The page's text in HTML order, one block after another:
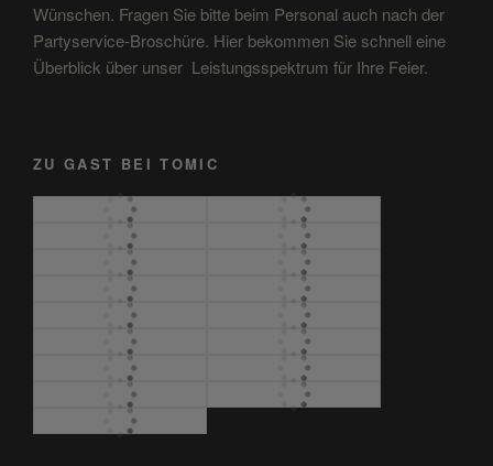
Wünschen. Fragen Sie bitte beim Personal auch nach der
Partyservice-Broschüre. Hier bekommen Sie schnell eine
Überblick über unser Leistungsspektrum für Ihre Feier.
ZU GAST BEI TOMIC